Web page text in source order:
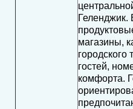
Геленджик.
магазины,
городского
гостей,
комфорта.